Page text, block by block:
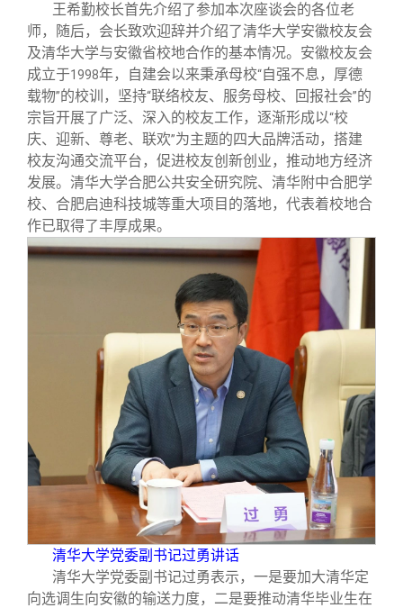
王希勤校长首先介绍了参加本次座谈会的各位老
师，随后，会长致欢迎辞并介绍了清华大学安徽校友会
及清华大学与安徽省校地合作的基本情况。安徽校友会
成立于1998年，自建会以来秉承母校“自强不息，厚德
载物”的校训，坚持“联络校友、服务母校、回报社会”的
宗旨开展了广泛、深入的校友工作，逐渐形成以“校
庆、迎新、尊老、联欢”为主题的四大品牌活动，搭建
校友沟通交流平台，促进校友创新创业，推动地方经济
发展。清华大学合肥公共安全研究院、清华附中合肥学
校、合肥启迪科技城等重大项目的落地，代表着校地合
作已取得了丰厚成果。
清华大学党委副书记过勇讲话
清华大学党委副书记过勇表示，一是要加大清华定
向选调生向安徽的输送力度，二是要推动清华毕业生在